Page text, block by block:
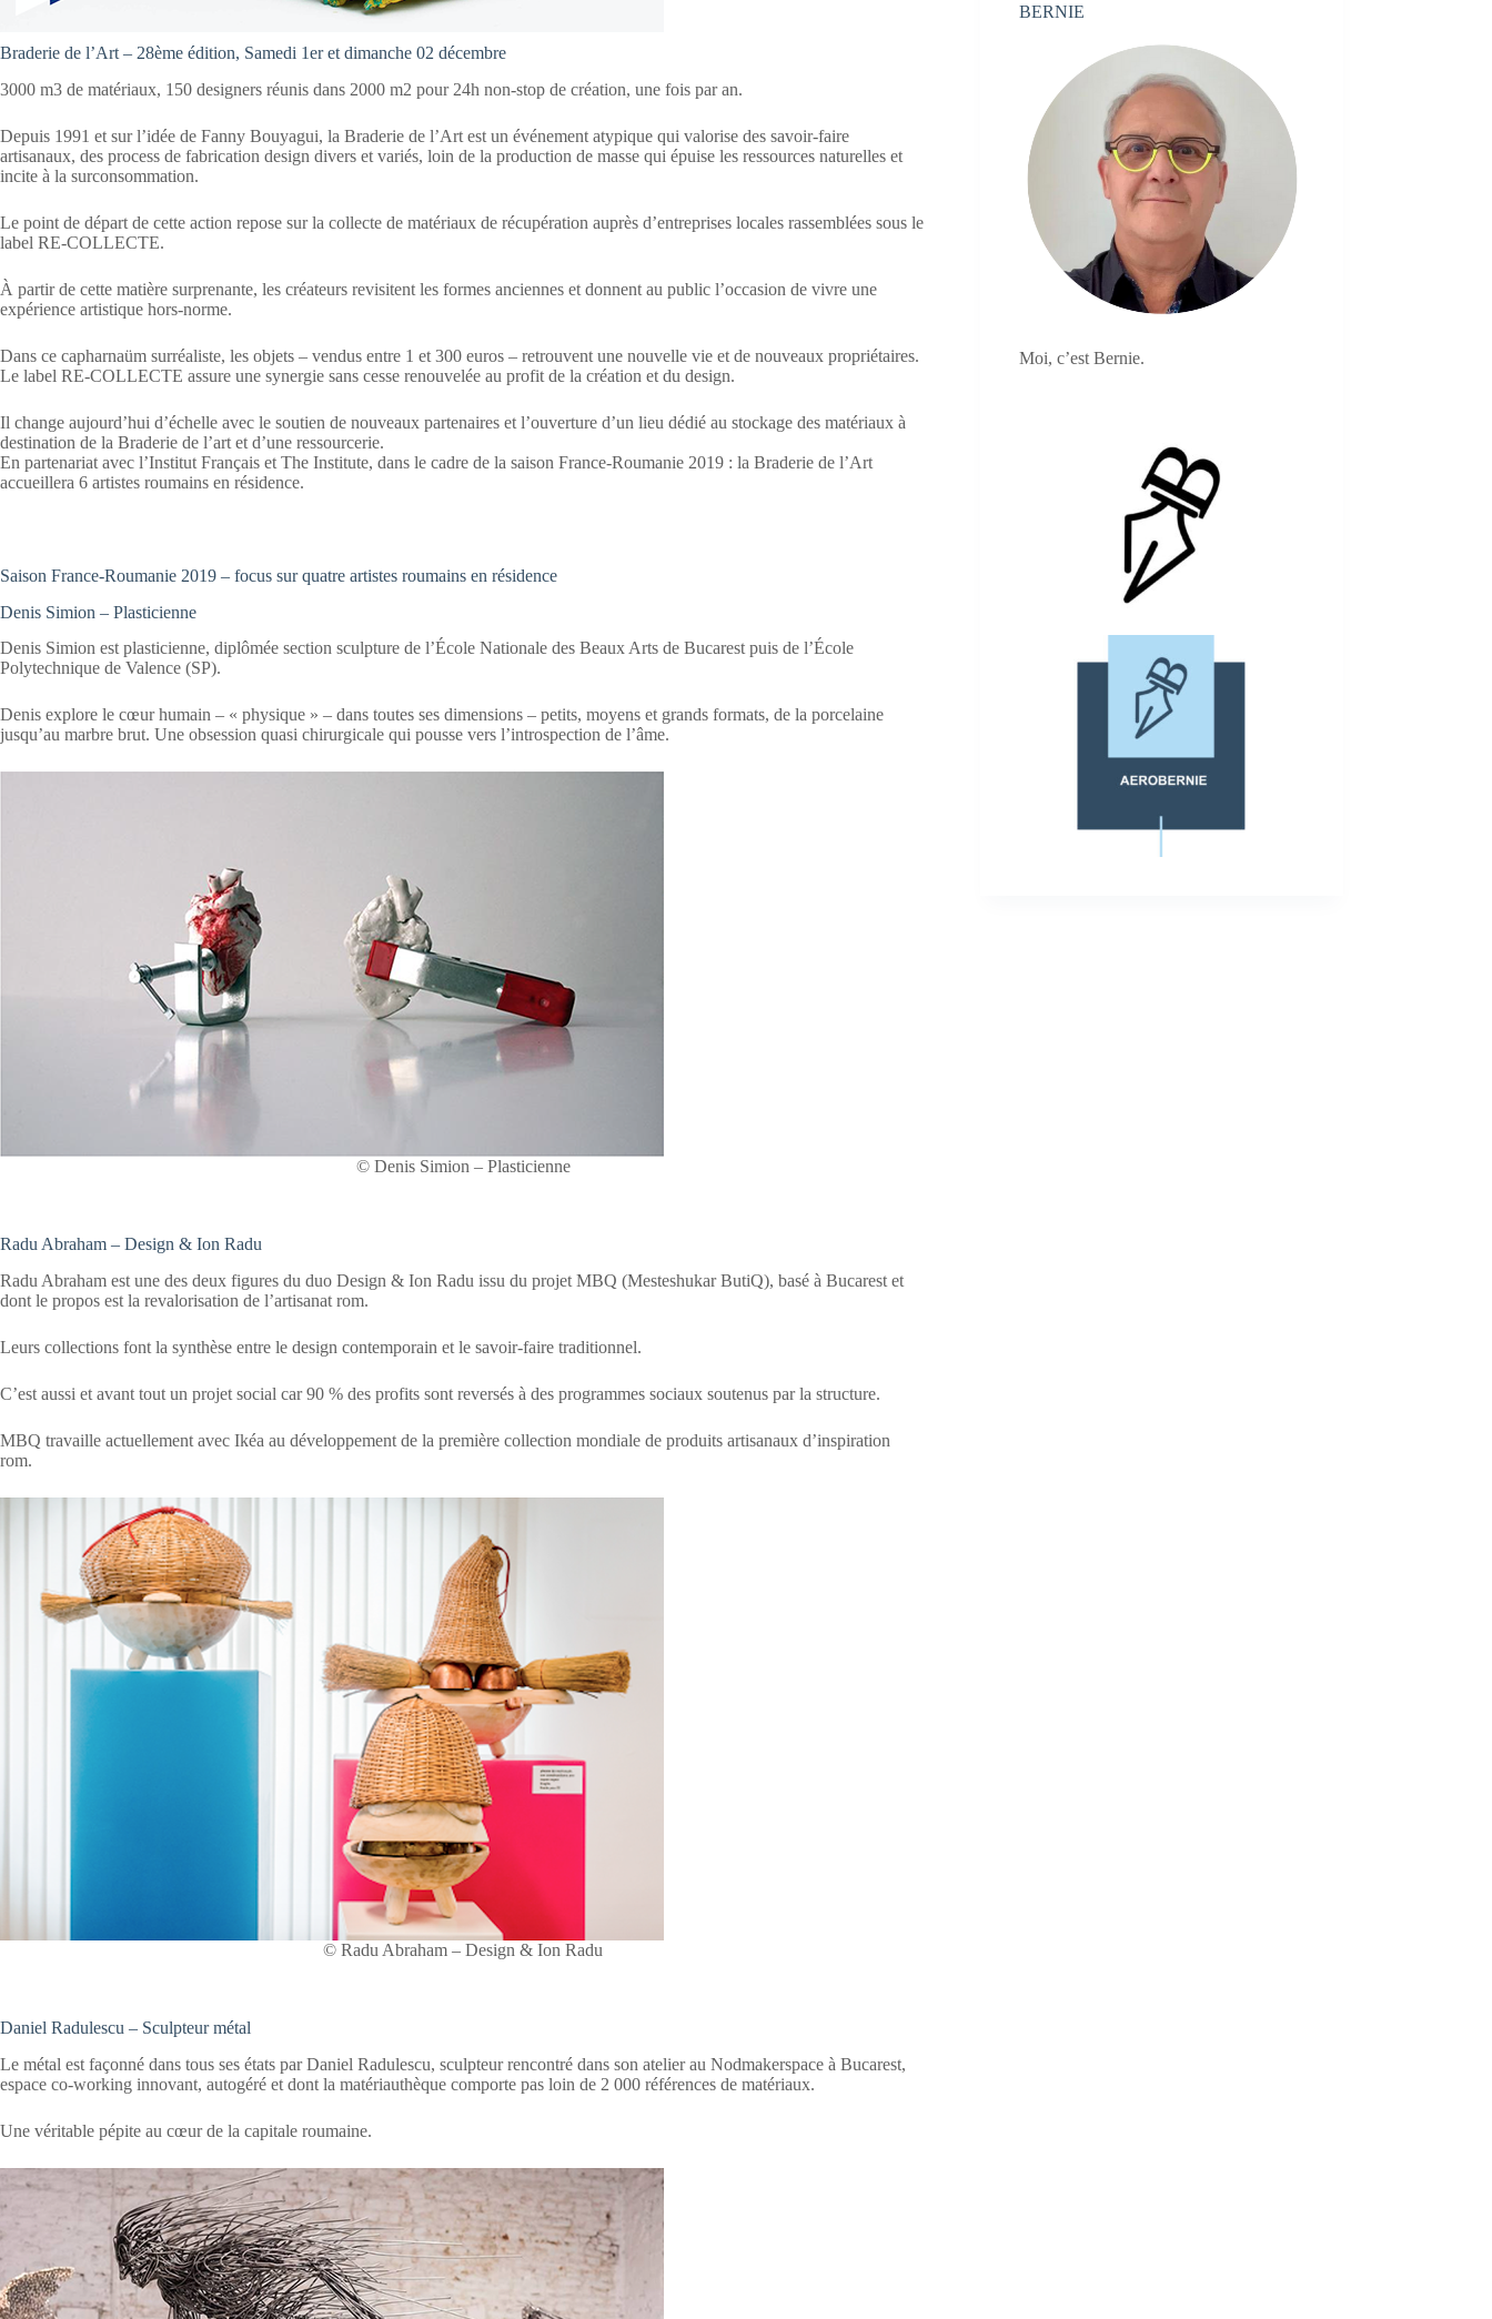
Braderie de l’Art – 28ème édition, Samedi 1er et dimanche 02 décembre
3000 m3 de matériaux, 150 designers réunis dans 2000 m2 pour 24h non-stop de création, une fois par an.
Depuis 1991 et sur l’idée de Fanny Bouyagui, la Braderie de l’Art est un événement atypique qui valorise des savoir-faire
artisanaux, des process de fabrication design divers et variés, loin de la production de masse qui épuise les ressources naturelles et
incite à la surconsommation.
Le point de départ de cette action repose sur la collecte de matériaux de récupération auprès d’entreprises locales rassemblées sous le
label RE-COLLECTE.
À partir de cette matière surprenante, les créateurs revisitent les formes anciennes et donnent au public l’occasion de vivre une
expérience artistique hors-norme.
Dans ce capharnaüm surréaliste, les objets – vendus entre 1 et 300 euros – retrouvent une nouvelle vie et de nouveaux propriétaires.
Le label RE-COLLECTE assure une synergie sans cesse renouvelée au profit de la création et du design.
Il change aujourd’hui d’échelle avec le soutien de nouveaux partenaires et l’ouverture d’un lieu dédié au stockage des matériaux à
destination de la Braderie de l’art et d’une ressourcerie.
En partenariat avec l’Institut Français et The Institute, dans le cadre de la saison France-Roumanie 2019 : la Braderie de l’Art
accueillera 6 artistes roumains en résidence.
Saison France-Roumanie 2019 – focus sur quatre artistes roumains en résidence
Denis Simion – Plasticienne
Denis Simion est plasticienne, diplômée section sculpture de l’École Nationale des Beaux Arts de Bucarest puis de l’École
Polytechnique de Valence (SP).
Denis explore le cœur humain – « physique » – dans toutes ses dimensions – petits, moyens et grands formats, de la porcelaine
jusqu’au marbre brut. Une obsession quasi chirurgicale qui pousse vers l’introspection de l’âme.
© Denis Simion – Plasticienne
Radu Abraham – Design & Ion Radu
Radu Abraham est une des deux figures du duo Design & Ion Radu issu du projet MBQ (Mesteshukar ButiQ), basé à Bucarest et
dont le propos est la revalorisation de l’artisanat rom.
Leurs collections font la synthèse entre le design contemporain et le savoir-faire traditionnel.
C’est aussi et avant tout un projet social car 90 % des profits sont reversés à des programmes sociaux soutenus par la structure.
MBQ travaille actuellement avec Ikéa au développement de la première collection mondiale de produits artisanaux d’inspiration
rom.
© Radu Abraham – Design & Ion Radu
Daniel Radulescu – Sculpteur métal
Le métal est façonné dans tous ses états par Daniel Radulescu, sculpteur rencontré dans son atelier au Nodmakerspace à Bucarest,
espace co-working innovant, autogéré et dont la matériauthèque comporte pas loin de 2 000 références de matériaux.
Une véritable pépite au cœur de la capitale roumaine.
BERNIE
Moi, c’est Bernie.